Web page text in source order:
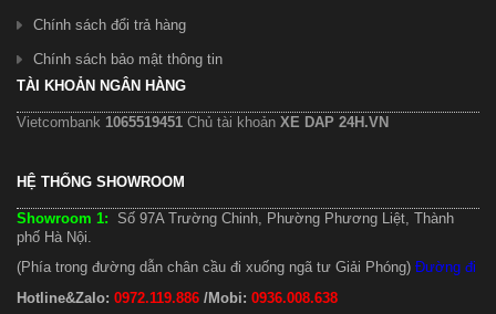
Chính sách đổi trả hàng
Chính sách bảo mật thông tin
TÀI KHOẢN NGÂN HÀNG
Vietcombank 1065519451 Chủ tài khoản XE DAP 24H.VN
HỆ THỐNG SHOWROOM
Showroom 1: Số 97A Trường Chinh, Phường Phương Liệt, Thành
phố Hà Nội.
(Phía trong đường dẫn chân cầu đi xuống ngã tư Giải Phóng) Đường đi
Hotline&Zalo: 0972.119.886 /Mobi: 0936.008.638